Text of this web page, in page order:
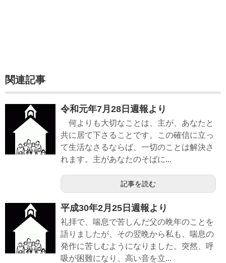
関連記事
令和元年7月28日週報より
何よりも大切なことは、主が、あなたと
共に居て下さることです。この確信に立っ
て生活なさるならば、一切のことは解決さ
れます。主があなたのそばに...
記事を読む
平成30年2月25日週報より
礼拝で、喘息で苦しんだ父の晩年のことを
語りましたが、その翌晩から私も、喘息の
発作に苦しむようになりました。突然、呼
吸が困難になり、高い音を立...